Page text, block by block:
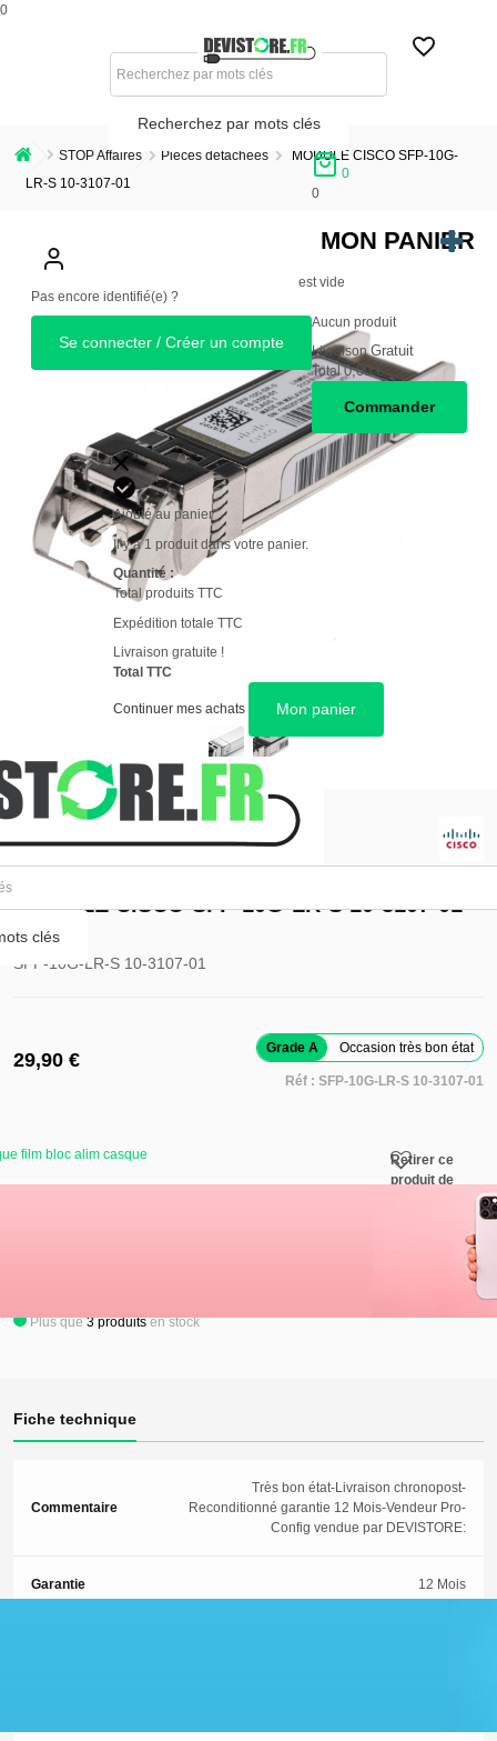
0
Recherchez par mots clés
Pas encore identifié(e) ?
Se connecter / Créer un compte
0
0
MON PANIER
est vide
Aucun produit
LivraisonGratuit
Total 0,00 €
Commander
Ajouté au panier
Il y a 1 produit dans votre panier.
Quantité :
Total produits TTC
Expédition totale TTC
Livraison gratuite !
Total TTC
Continuer mes achats Mon panier
clés
film bloc alim casque
STOP Affaires Pièces détachées
MODULE CISCO SFP-10G-
LR-S 10-3107-01
GARANTIE 12 MOIS
MODULE CISCO SFP-10G-LR-S 10-3107-01
SFP-10G-LR-S 10-3107-01
29,90 €
Grade A Occasion très bon état
Réf : SFP-10G-LR-S 10-3107-01
Retirer ce
produit de
Plus que 3 produits en stock
Fiche technique
Commentaire
Très bon état-Livraison chronopost-
Reconditionné garantie 12 Mois-Vendeur Pro-
Config vendue par DEVISTORE:
Garantie 12 Mois